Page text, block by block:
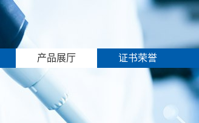
产品展厅 证书荣誉